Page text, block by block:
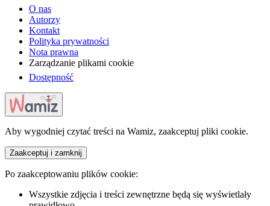
O nas
Autorzy
Kontakt
Polityka prywatności
Nota prawna
Zarządzanie plikami cookie
Dostępność
Aby wygodniej czytać treści na Wamiz, zaakceptuj pliki cookie.
Zaakceptuj i zamknij
Po zaakceptowaniu plików cookie:
Wszystkie zdjęcia i treści zewnętrzne będą się wyświetlały